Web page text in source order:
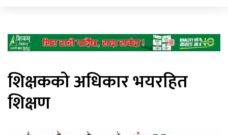
शिक्षकको अधिकार भयरहित
शिक्षण